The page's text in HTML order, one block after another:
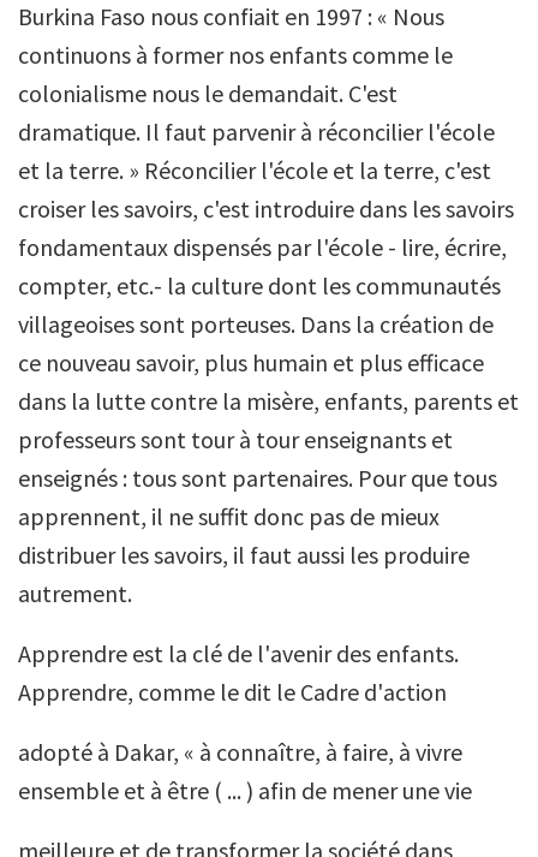
Burkina Faso nous confiait en 1997 : « Nous
continuons à former nos enfants comme le
colonialisme nous le demandait. C'est
dramatique. Il faut parvenir à réconcilier l'école
et la terre. » Réconcilier l'école et la terre, c'est
croiser les savoirs, c'est introduire dans les savoirs
fondamentaux dispensés par l'école - lire, écrire,
compter, etc.- la culture dont les communautés
villageoises sont porteuses. Dans la création de
ce nouveau savoir, plus humain et plus efficace
dans la lutte contre la misère, enfants, parents et
professeurs sont tour à tour enseignants et
enseignés : tous sont partenaires. Pour que tous
apprennent, il ne suffit donc pas de mieux
distribuer les savoirs, il faut aussi les produire
autrement.
Apprendre est la clé de l'avenir des enfants.
Apprendre, comme le dit le Cadre d'action
adopté à Dakar, « à connaître, à faire, à vivre
ensemble et à être ( ... ) afin de mener une vie
meilleure et de transformer la société dans